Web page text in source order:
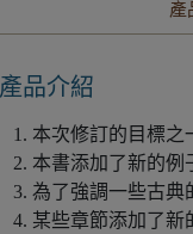
產
產品介紹
本次修訂的目標之
本書添加了新的例
為了強調一些古典
某些章節添加了新